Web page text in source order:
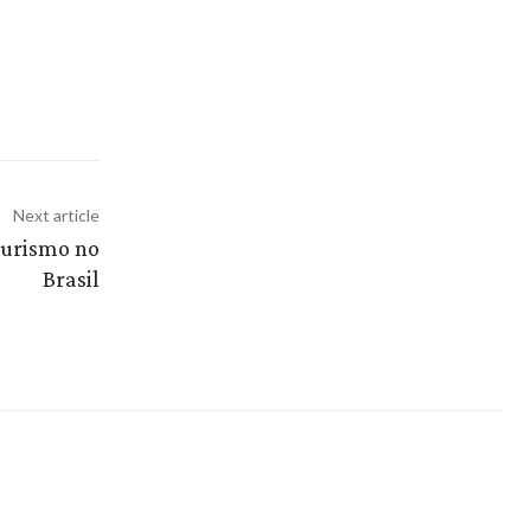
Next article
no
Brasil